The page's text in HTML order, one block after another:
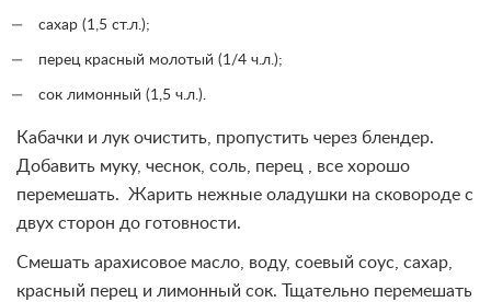
сахар (1,5 ст.л.);
перец красный молотый (1/4 ч.л.);
сок лимонный (1,5 ч.л.).
Кабачки и лук очистить, пропустить через блендер.
Добавить муку, чеснок, соль, перец , все хорошо
перемешать. Жарить нежные оладушки на сковороде с
двух сторон до готовности.
Смешать арахисовое масло, воду, соевый соус, сахар,
красный перец и лимонный сок. Тщательно перемешать